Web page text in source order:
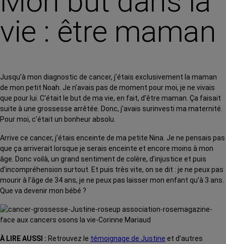
vie : être maman
Jusqu’à mon diagnostic de cancer, j’étais exclusivement la maman
de mon petit Noah. Je n’avais pas de moment pour moi, je ne vivais
que pour lui. C’était le but de ma vie, en fait, d’être maman. Ça faisait
suite à une grossesse arrêtée. Donc, j’avais surinvesti ma maternité.
Pour moi, c’était un bonheur absolu.
Arrive ce cancer, j’étais enceinte de ma petite Nina. Je ne pensais pas
que ça arriverait lorsque je serais enceinte et encore moins à mon
âge. Donc voilà, un grand sentiment de colère, d’injustice et puis
d’incompréhension surtout. Et puis très vite, on se dit : je ne peux pas
mourir à l’âge de 34 ans, je ne peux pas laisser mon enfant qu’à 3 ans.
Que va devenir mon bébé ?
À LIRE AUSSI : Retrouvez le témoignage de Justine et d’autres